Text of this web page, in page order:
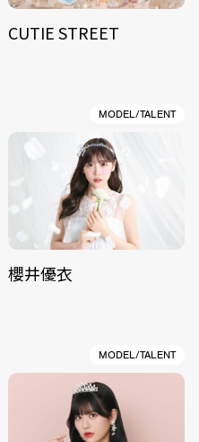
CUTIE STREET
MODEL/TALENT
櫻井優衣
MODEL/TALENT